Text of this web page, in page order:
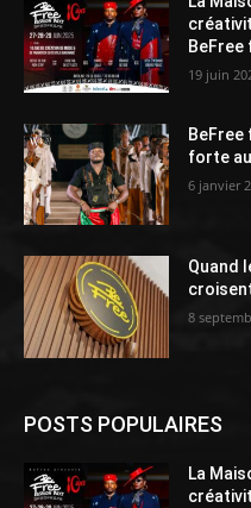
BeFree
19 juin
forte
6 janvier
Quand
8
POSTS POPULAIRES
La